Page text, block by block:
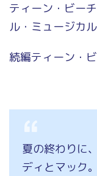
ティーン・ビー
ル・ミュージカ
続編ティーン・
夏の終わりに
ディとマック。